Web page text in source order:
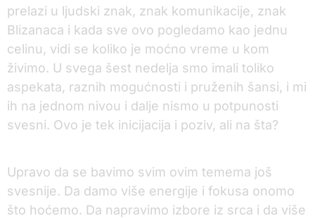
prelazi u ljudski znak, znak komunikacije, znak
Blizanaca i kada sve ovo pogledamo kao jednu
celinu, vidi se koliko je moćno vreme u kom
živimo. U svega šest nedelja smo imali toliko
aspekata, raznih mogućnosti i pruženih šansi, i mi
ih na jednom nivou i dalje nismo u potpunosti
svesni. Ovo je tek inicijacija i poziv, ali na šta?
Upravo da se bavimo svim ovim temema još
svesnije. Da damo više energije i fokusa onomo
što hoćemo. Da napravimo izbore iz srca i da više